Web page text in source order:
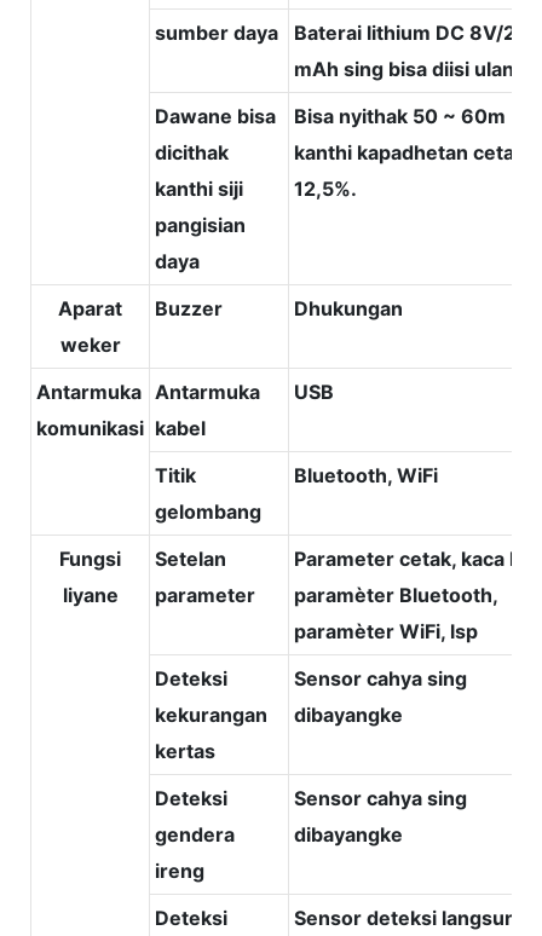
sumber daya
Baterai lithium DC 8V/
mAh sing bisa diisi ulang
Dawane bisa
dicithak
kanthi siji
pangisian
daya
Bisa nyithak 50 ~ 60m
kanthi kapadhetan cetak
12,5%.
Aparat
weker
Buzzer Dhukungan
Antarmuka
komunikasi
Antarmuka
kabel
USB
Titik
gelombang
Bluetooth, WiFi
Fungsi
liyane
Setelan
parameter
Parameter cetak, kaca
paramèter Bluetooth,
paramèter WiFi, lsp
Deteksi
kekurangan
kertas
Sensor cahya sing
dibayangke
Deteksi
gendera
ireng
Sensor cahya sing
dibayangke
Deteksi
Sensor deteksi langsung